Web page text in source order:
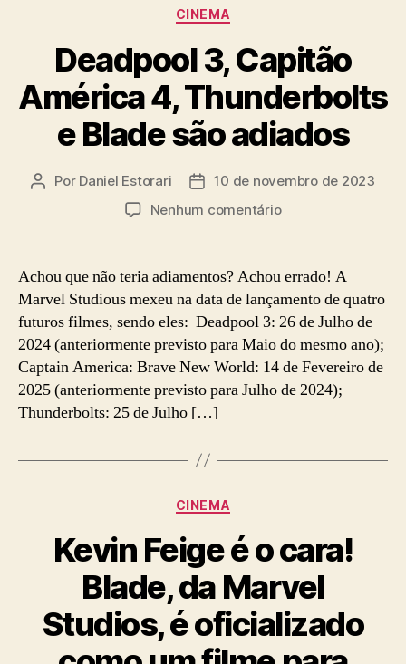
Categorias
CINEMA
Deadpool 3, Capitão
América 4, Thunderbolts
e Blade são adiados
Autor
Por Daniel Estorari
Data10 de novembro de 2023
Nenhum comentárioem
Capitão
4,
Thunderbolts
e
Blade
são
Achou que não teria adiamentos? Achou errado! A
Marvel Studious mexeu na data de lançamento de quatro
futuros filmes, sendo eles: Deadpool 3: 26 de Julho de
2024 (anteriormente previsto para Maio do mesmo ano);
Captain America: Brave New World: 14 de Fevereiro de
2025 (anteriormente previsto para Julho de 2024);
Thunderbolts: 25 de Julho […]
Categorias
CINEMA
Kevin Feige é o cara!
Blade, da Marvel
Studios, é oficializado